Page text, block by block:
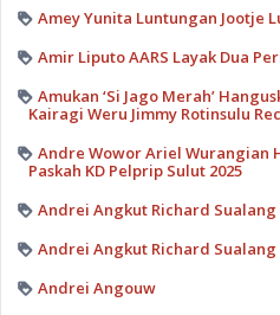
Amey Yunita Luntungan Jootje
Amir Liputo AARS Layak Dua
Amukan ‘Si Jago Merah’
Kairagi Weru Jimmy Rotinsulu
Andre Wowor Ariel Wurangian
Paskah KD Pelprip Sulut 2025
Andrei Angkut Richard
Andrei Angkut Richard
Andrei Angouw